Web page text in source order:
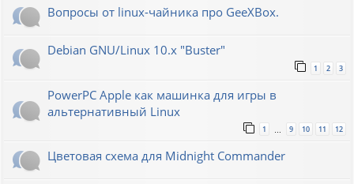
Вопросы от linux-чайника про GeeXBox.
Debian GNU/Linux 10.x "Buster"
1 2 3
PowerPC Apple как машинка для игры в
альтернативный Linux
1 9 10 11 12
Цветовая схема для Midnight Commander